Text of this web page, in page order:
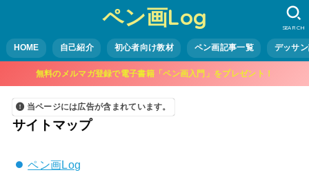
ペン画Log
HOME 自己紹介 初心者向け教材 ペン画記事一覧 デッサ
SEARCH
無料のメルマガ登録で電子書籍「ペン画入門」をプレゼント！
当ページには広告が含まれています。
サイトマップ
ペン画Log